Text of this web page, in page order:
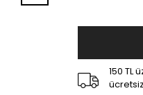
150 TL